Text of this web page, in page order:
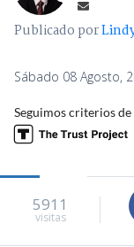
Publicado por
Sábado 08 Agosto,
Seguimos criterios de
5911
visitas